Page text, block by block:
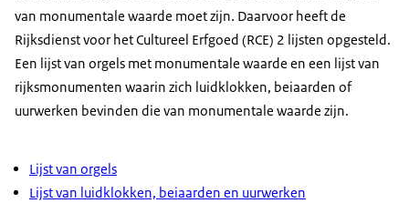
van monumentale waarde moet zijn. Daarvoor heeft de
Rijksdienst voor het Cultureel Erfgoed (RCE) 2 lijsten opgesteld.
Een lijst van orgels met monumentale waarde en een lijst van
rijksmonumenten waarin zich luidklokken, beiaarden of
uurwerken bevinden die van monumentale waarde zijn.
Lijst van orgels
Lijst van luidklokken, beiaarden en uurwerken